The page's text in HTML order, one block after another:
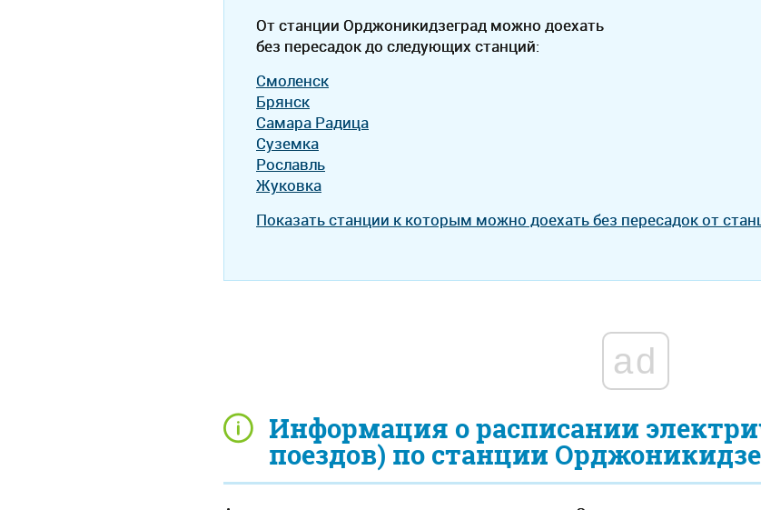
Информация о расписании
поездов) по станции
От станции Орджоникидзеград можно доехать
без пересадок до следующих станций:
Смоленск
Брянск
Самара Радица
Суземка
Рославль
Жуковка
Показать станции к которым можно доехать без пересадок от
ad